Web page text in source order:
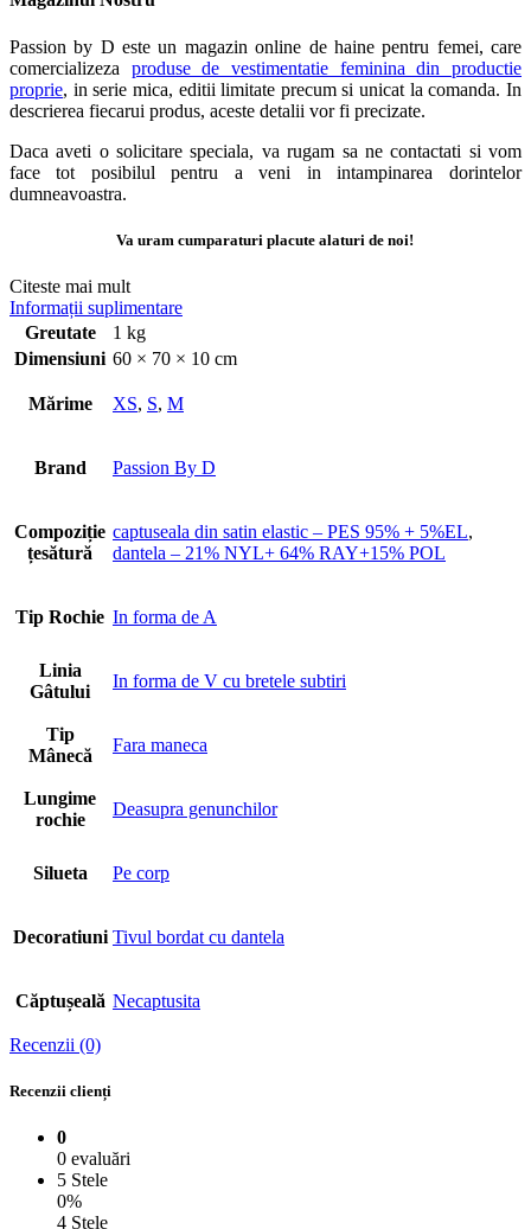
Passion by D este un magazin online de haine pentru femei, care
comercializeza produse de vestimentatie feminina din productie
proprie, in serie mica, editii limitate precum si unicat la comanda. In
descrierea fiecarui produs, aceste detalii vor fi precizate.
Daca aveti o solicitare speciala, va rugam sa ne contactati si vom
face tot posibilul pentru a veni in intampinarea dorintelor
dumneavoastra.
Va uram cumparaturi placute alaturi de noi!
Citeste mai mult
Informații suplimentare
Greutate
1 kg
Dimensiuni 60 × 70 × 10 cm
Mărime XS, S, M
Brand Passion By D
Compoziție
țesătură
captuseala din satin elastic – PES 95% + 5%EL,
dantela – 21% NYL+ 64% RAY+15% POL
Tip Rochie In forma de A
Linia
Gâtului
In forma de V cu bretele subtiri
Tip
Mânecă
Fara maneca
Lungime
rochie
Deasupra genunchilor
Silueta Pe corp
Decoratiuni Tivul bordat cu dantela
Căptușeală Necaptusita
Recenzii (0)
Recenzii clienți
0
0 evaluări
5 Stele
0%
4 Stele